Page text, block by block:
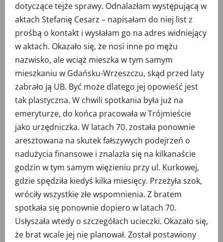
dotyczące tejże sprawy. Odnalazłam występującą w
aktach Stefanię Cesarz – napisałam do niej list z
prośbą o kontakt i wysłałam go na adres widniejący
w aktach. Okazało się, że nosi inne po mężu
nazwisko, ale wciąż mieszka w tym samym
mieszkaniu w Gdańsku-Wrzeszczu, skąd przed laty
zabrało ją UB. Być może dlatego jej opowieść jest
tak plastyczna. W chwili spotkania była już na
emeryturze, do końca pracowała w Trójmieście
jako urzędniczka. W latach 70. została ponownie
aresztowana na skutek fałszywych podejrzeń o
nadużycia finansowe i znalazła się na kilkanaście
godzin w tym samym więzieniu przy ul. Kurkowej,
gdzie spędziła kiedyś kilka miesięcy. Przeżyła szok,
wróciły wszystkie złe wspomnienia. Z bratem
spotkała się ponownie dopiero w latach 70.
Usłyszała wtedy o szczegółach ucieczki. Okazało się,
że brat wcale jej nie planował. Został postawiony